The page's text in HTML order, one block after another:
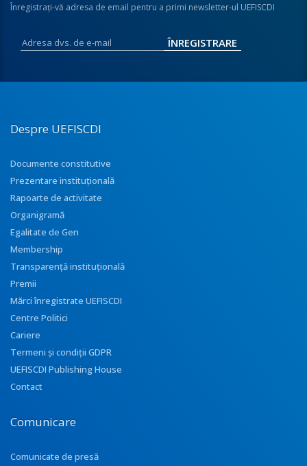
Înregistraţi-vă adresa de email pentru a primi newsletter-ul UEFISCDI
Despre UEFISCDI
Documente constitutive
Prezentare instituţională
Rapoarte de activitate
Organigramă
Egalitate de Gen
Membership
Transparenţă instituţională
Premii
Mărci înregistrate UEFISCDI
Centre Politici
Cariere
Termeni și condiții GDPR
UEFISCDI Publishing House
Contact
Comunicare
Comunicate de presă